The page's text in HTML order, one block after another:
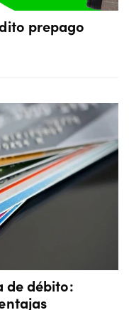
prepago
de débito: